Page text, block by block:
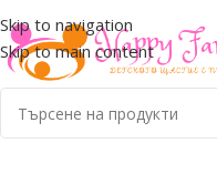
Skip to navigation
Skip to main content